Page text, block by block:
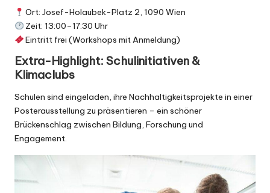
Ort: Josef-Holaubek-Platz 2, 1090 Wien
Zeit: 13:00–17:30 Uhr
Eintritt frei (Workshops mit Anmeldung)
Extra-Highlight: Schulinitiativen &
Klimaclubs
Schulen sind eingeladen, ihre Nachhaltigkeitsprojekte in einer
Posterausstellung zu präsentieren – ein schöner
Brückenschlag zwischen Bildung, Forschung und
Engagement.